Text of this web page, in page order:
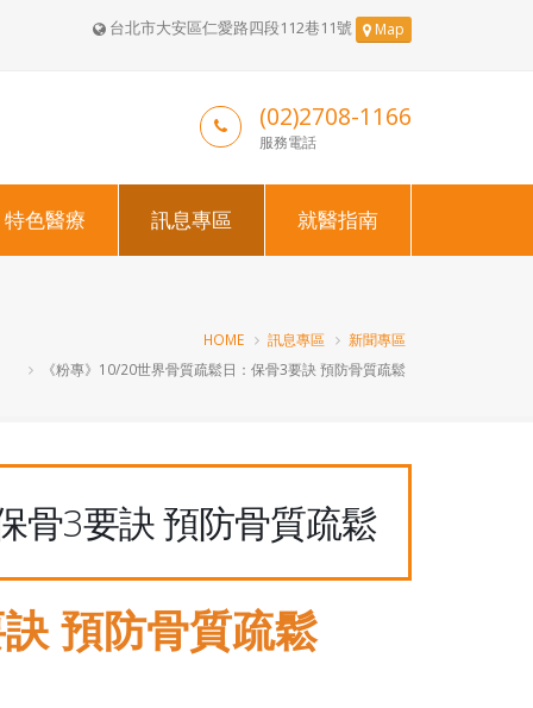
台北市大安區仁愛路四段112巷11號 Map
(02)2708-1166
服務電話
特色醫療 訊息專區 就醫指南
HOME 訊息專區
新聞專區
《粉專》10/20世界骨質疏鬆日：保骨3要訣 預防骨質疏鬆
骨3要訣 預防骨質疏鬆
預防骨質疏鬆